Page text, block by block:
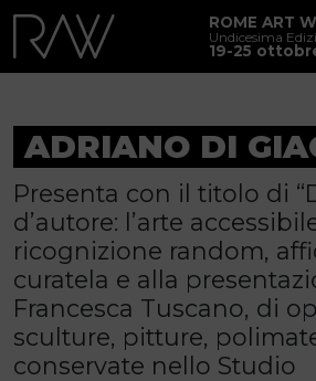
ROME ART
Undicesima
19-25
ADRIANO DI
Presenta con il titolo di
d’autore: l’arte
ricognizione random,
curatela e alla
Francesca Tuscano, di
sculture, pitture,
conservate nello Studio